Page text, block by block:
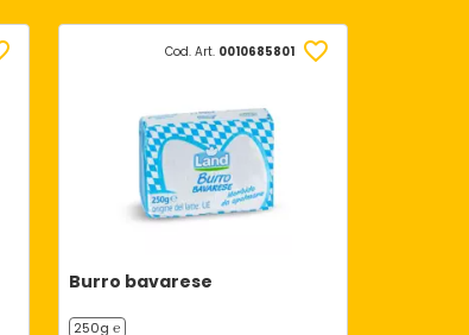
Cod. Art. 0010685801
Burro bavarese
250g ℮